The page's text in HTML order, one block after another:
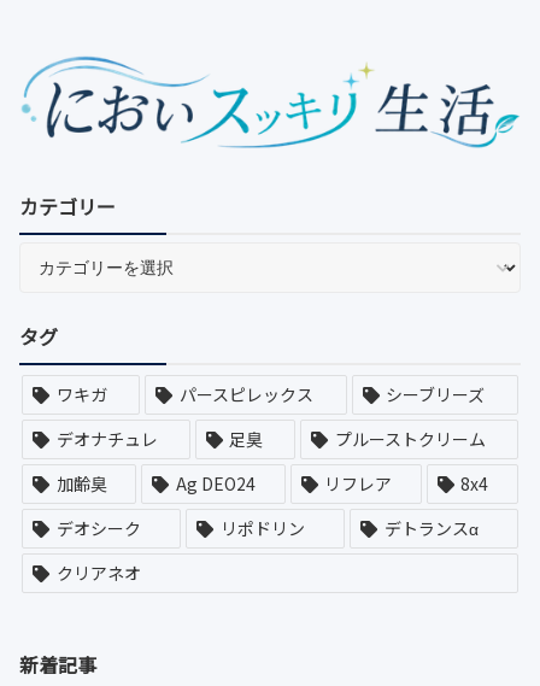
カテゴリー
タグ
ワキガ パースピレックス
シーブリーズ
デオナチュレ
足臭
プルーストクリーム
加齢臭
Ag DEO24 リフレア
8x4
デオシーク
リポドリン
デトランスα
クリアネオ
新着記事